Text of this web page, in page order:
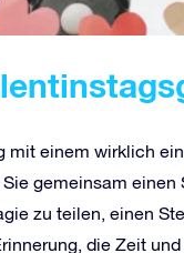
mit einem wirklich
gemeinsam
zu teilen, einen
die Zeit